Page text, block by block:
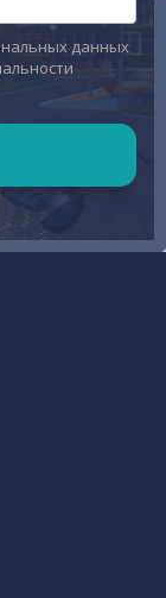
данных